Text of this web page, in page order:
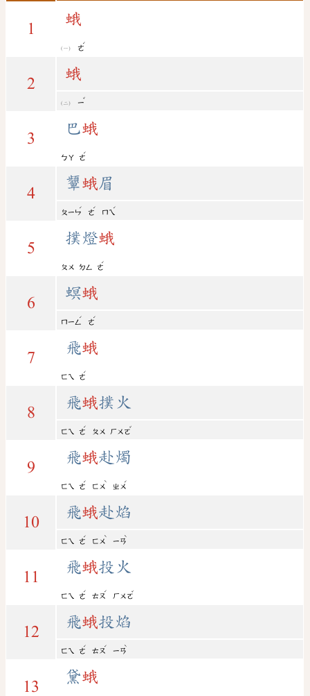
1
蛾
ㄜ
ˊ
2
蛾
ㄧ
ˇ
3
巴蛾
ㄅㄚ ㄜ
ˊ
4
顰蛾眉
ㄆㄧㄣ
ˊ
ㄜ
ˊ
ㄇㄟ
ˊ
5
撲燈蛾
ㄆㄨ ㄉㄥ ㄜ
ˊ
6
螟蛾
ㄇㄧㄥ
ˊ
ㄜ
ˊ
7
飛蛾
ㄈㄟ ㄜ
ˊ
8
飛蛾撲火
ㄈㄟ ㄜ
ˊ
ㄆㄨ ㄏㄨㄛ
ˇ
9
飛蛾赴燭
ㄈㄟ ㄜ
ˊ
ㄈㄨ
ˋ
ㄓㄨ
ˊ
10
飛蛾赴焰
ㄈㄟ ㄜ
ˊ
ㄈㄨ
ˋ
ㄧㄢ
ˋ
11
飛蛾投火
ㄈㄟ ㄜ
ˊ
ㄊㄡ
ˊ
ㄏㄨㄛ
ˇ
12
飛蛾投焰
ㄈㄟ ㄜ
ˊ
ㄊㄡ
ˊ
ㄧㄢ
ˋ
13
黛蛾